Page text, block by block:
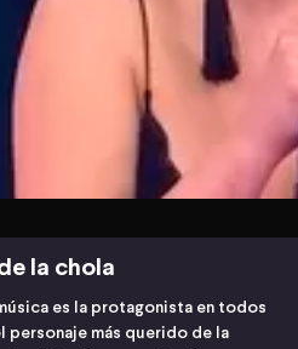
la chola
es la protagonista en todos
personaje más querido de la